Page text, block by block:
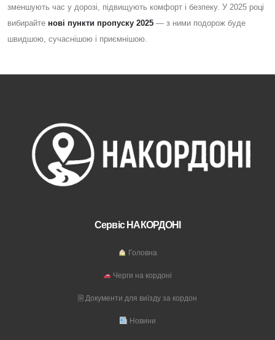
зменшують час у дорозі, підвищують комфорт і безпеку. У 2025 році
вибирайте нові пункти пропуску 2025 — з ними подорож буде
швидшою, сучаснішою і приємнішою.
Сервіс НАКОРДОНІ
Головна
Черги на кордоні
🗎 Документи для виїзду за кордон
Новини